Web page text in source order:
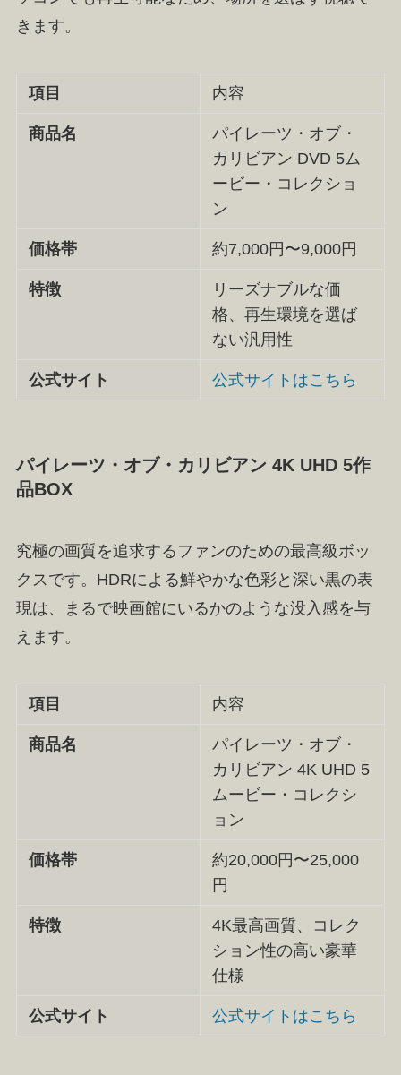
きます。
項目 内容
商品名
パイレーツ・オブ・
カリビアン DVD 5ム
ービー・コレクショ
ン
価格帯 約7,000円〜9,000円
特徴
リーズナブルな価
格、再生環境を選ば
ない汎用性
公式サイト 公式サイトはこちら
パイレーツ・オブ・カリビアン 4K UHD 5作
品BOX
究極の画質を追求するファンのための最高級ボッ
クスです。HDRによる鮮やかな色彩と深い黒の表
現は、まるで映画館にいるかのような没入感を与
えます。
項目 内容
商品名
パイレーツ・オブ・
カリビアン 4K UHD 5
ムービー・コレクシ
ョン
価格帯
約20,000円〜25,000
円
特徴
4K最高画質、コレク
ション性の高い豪華
仕様
公式サイト 公式サイトはこちら